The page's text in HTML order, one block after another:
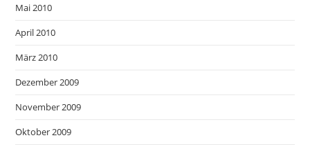
Mai 2010
April 2010
März 2010
Dezember 2009
November 2009
Oktober 2009